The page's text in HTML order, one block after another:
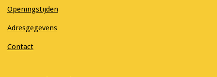
Openingstijden
Adresgegevens
Contact